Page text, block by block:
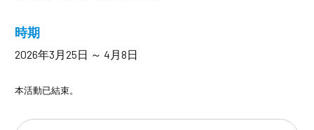
時期
2026年3月25日 ～ 4月8日
本活動已結束。